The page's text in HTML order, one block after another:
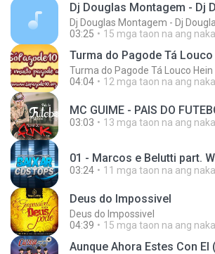
Dj Douglas Montagem - Dj
Dj Douglas Montagem - Dj
03:25
15 mga taon na ang
04:04
12 mga taon na ang
03:03 13 mga taon na ang
03:24 11 mga taon na ang
Deus do Impossivel
Deus do Impossivel
04:39
15 mga taon na ang
Aunque Ahora Estes Con El